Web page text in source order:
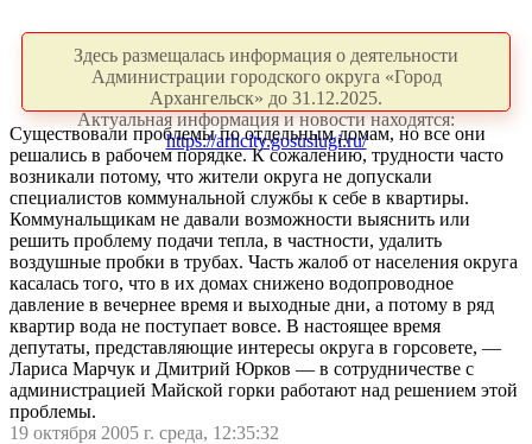
Здесь размещалась информация о деятельности
Администрации городского округа «Город
Архангельск» до 31.12.2025.
Актуальная информация и новости находятся:
https://arhcity.gosuslugi.ru/
Существовали проблемы по отдельным домам, но все они
решались в рабочем порядке. К сожалению, трудности часто
возникали потому, что жители округа не допускали
специалистов коммунальной службы к себе в квартиры.
Коммунальщикам не давали возможности выяснить или
решить проблему подачи тепла, в частности, удалить
воздушные пробки в трубах. Часть жалоб от населения округа
касалась того, что в их домах снижено водопроводное
давление в вечернее время и выходные дни, а потому в ряд
квартир вода не поступает вовсе. В настоящее время
депутаты, представляющие интересы округа в горсовете, —
Лариса Марчук и Дмитрий Юрков — в сотрудничестве с
администрацией Майской горки работают над решением этой
проблемы.
19 октября 2005 г. среда, 12:35:32